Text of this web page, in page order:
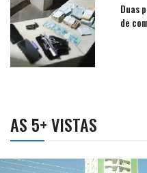
Duas
de
AS 5+ VISTAS